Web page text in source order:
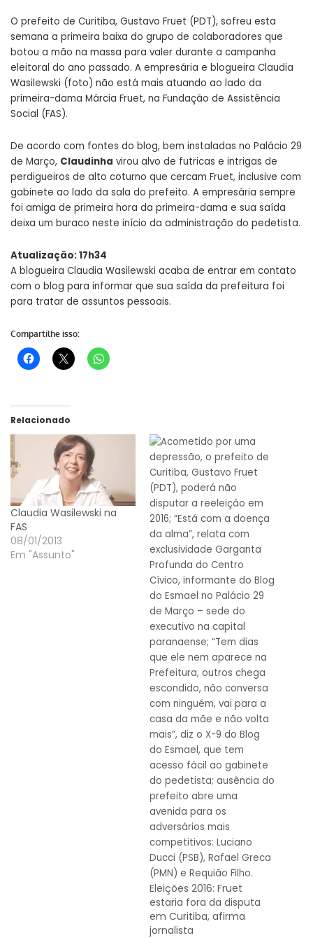
O prefeito de Curitiba, Gustavo Fruet (PDT), sofreu esta
semana a primeira baixa do grupo de colaboradores que
botou a mão na massa para valer durante a campanha
eleitoral do ano passado. A empresária e blogueira Claudia
Wasilewski (foto) não está mais atuando ao lado da
primeira-dama Márcia Fruet, na Fundação de Assistência
Social (FAS).
De acordo com fontes do blog, bem instaladas no Palácio 29
de Março, Claudinha virou alvo de futricas e intrigas de
perdigueiros de alto coturno que cercam Fruet, inclusive com
gabinete ao lado da sala do prefeito. A empresária sempre
foi amiga de primeira hora da primeira-dama e sua saída
deixa um buraco neste início da administração do pedetista.
Atualização: 17h34
A blogueira Claudia Wasilewski acaba de entrar em contato
com o blog para informar que sua saída da prefeitura foi
para tratar de assuntos pessoais.
Compartilhe isso:
Relacionado
Claudia Wasilewski na
FAS
08/01/2013
Em "Assunto"
Eleições 2016: Fruet
estaria fora da disputa
em Curitiba, afirma
jornalista